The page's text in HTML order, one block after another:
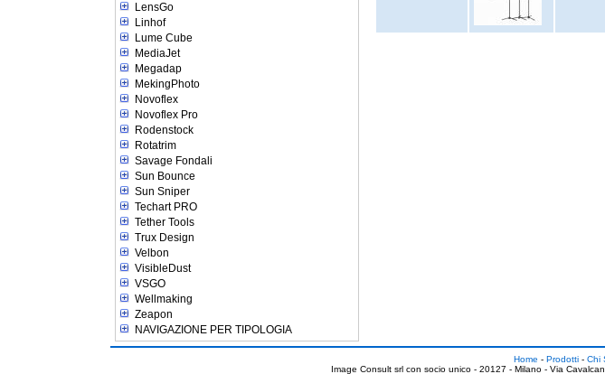
LensGo
Linhof
Lume Cube
MediaJet
Megadap
MekingPhoto
Novoflex
Novoflex Pro
Rodenstock
Rotatrim
Savage Fondali
Sun Bounce
Sun Sniper
Techart PRO
Tether Tools
Trux Design
Velbon
VisibleDust
VSGO
Wellmaking
Zeapon
NAVIGAZIONE PER TIPOLOGIA
Home - Prodotti - Chi
Image Consult srl con socio unico - 20127 - Milano - Via